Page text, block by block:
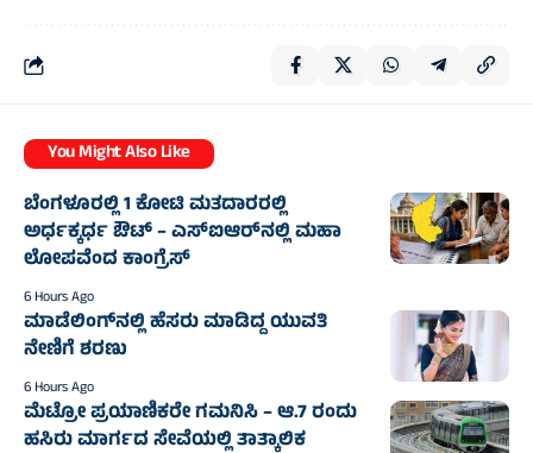
You Might Also Like
ಬೆಂಗಳೂರಲ್ಲಿ 1 ಕೋಟಿ ಮತದಾರರಲ್ಲಿ
ಅರ್ಧಕ್ಕರ್ಧ ಔಟ್ – ಎಸ್‌ಐಆರ್‌ನಲ್ಲಿ ಮಹಾ
ಲೋಪವೆಂದ ಕಾಂಗ್ರೆಸ್
6 Hours Ago
ಮಾಡೆಲಿಂಗ್‌ನಲ್ಲಿ ಹೆಸರು ಮಾಡಿದ್ದ ಯುವತಿ
ನೇಣಿಗೆ ಶರಣು
6 Hours Ago
ಮೆಟ್ರೋ ಪ್ರಯಾಣಿಕರೇ ಗಮನಿಸಿ – ಆ.7 ರಂದು
ಹಸಿರು ಮಾರ್ಗದ ಸೇವೆಯಲ್ಲಿ ತಾತ್ಕಾಲಿಕ